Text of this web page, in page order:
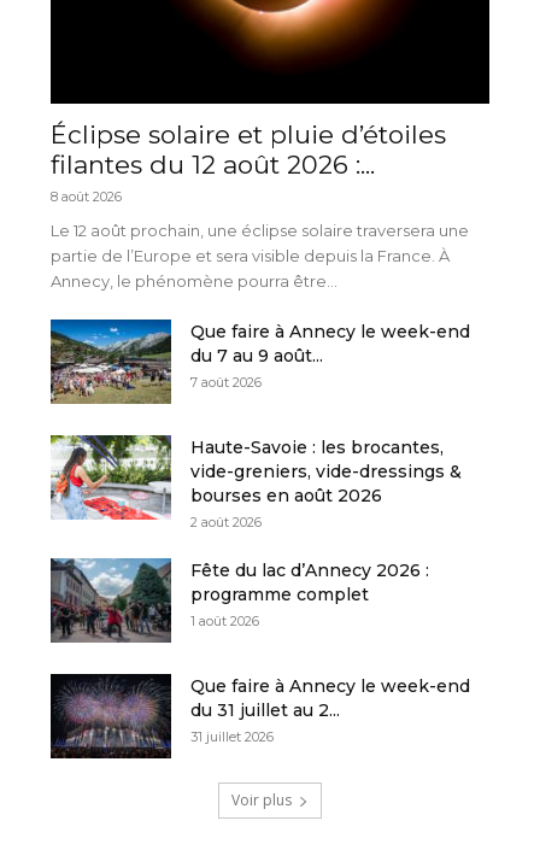
Éclipse solaire et pluie d’étoiles
filantes du 12 août 2026 :...
8 août 2026
Le 12 août prochain, une éclipse solaire traversera une
partie de l’Europe et sera visible depuis la France. À
Annecy, le phénomène pourra être...
Que faire à Annecy le week-end
du 7 au 9 août...
7 août 2026
Haute-Savoie : les brocantes,
vide-greniers, vide-dressings &
bourses en août 2026
2 août 2026
Fête du lac d’Annecy 2026 :
programme complet
1 août 2026
Que faire à Annecy le week-end
du 31 juillet au 2...
31 juillet 2026
Voir plus